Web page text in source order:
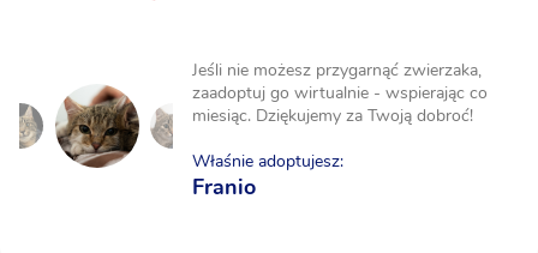
Jeśli nie możesz przygarnąć zwierzaka,
zaadoptuj go wirtualnie - wspierając co
miesiąc. Dziękujemy za Twoją dobroć!
Właśnie adoptujesz:
Franio